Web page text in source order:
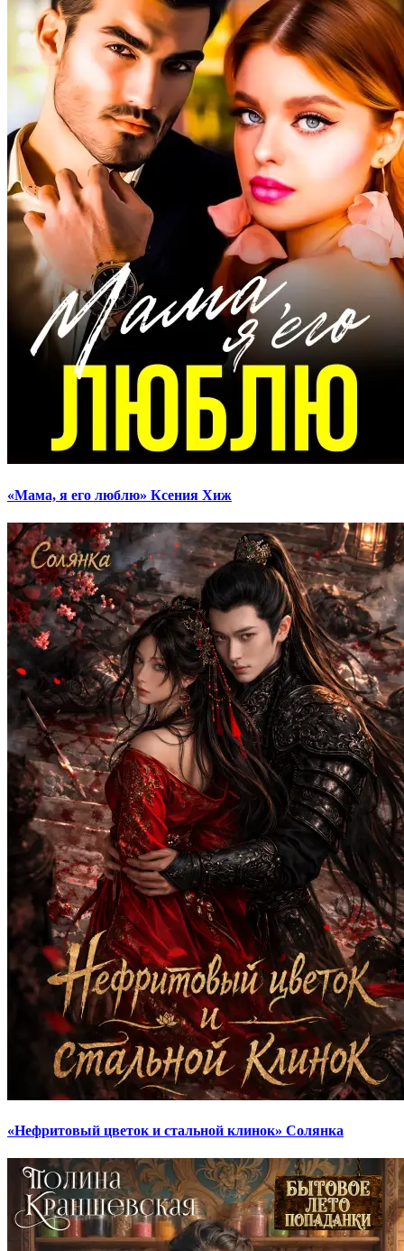
«Мама, я его люблю» Ксения Хиж
«Нефритовый цветок и стальной клинок» Солянка